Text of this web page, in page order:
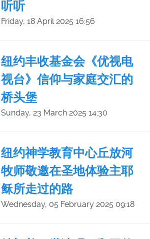
听听
Friday, 18 April 2025 16:56
纽约丰收基金会《优视电
视台》信仰与家庭交汇的
桥头堡
Sunday, 23 March 2025 14:30
纽约神学教育中心丘放河
牧师敬邀在圣地体验主耶
稣所走过的路
Wednesday, 05 February 2025 09:18